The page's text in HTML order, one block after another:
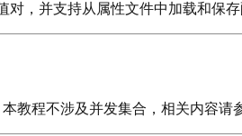
对，并支持从属性文件中加载和保存
教程不涉及并发集合，相关内容请